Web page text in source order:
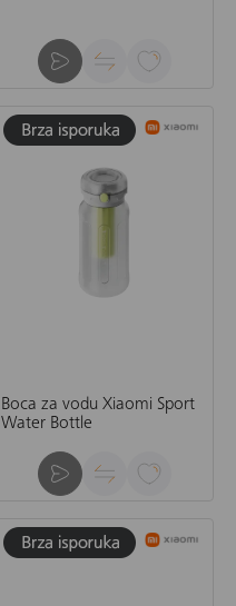
Boca za vodu Xiaomi Sport
Water Bottle